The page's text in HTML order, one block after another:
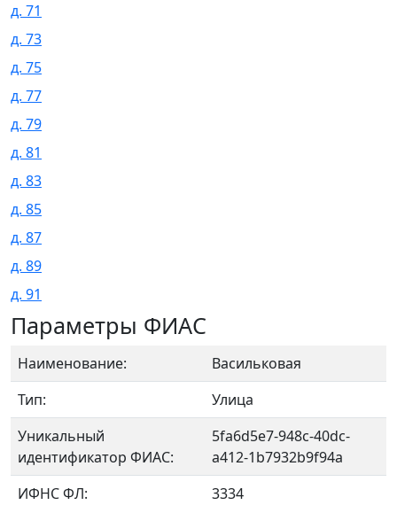
д. 71
д. 73
д. 75
д. 77
д. 79
д. 81
д. 83
д. 85
д. 87
д. 89
д. 91
Параметры ФИАС
Наименование:
Васильковая
Тип:
Улица
Уникальный
идентификатор ФИАС:
5fa6d5e7-948c-40dc-
a412-1b7932b9f94a
ИФНС ФЛ:
3334